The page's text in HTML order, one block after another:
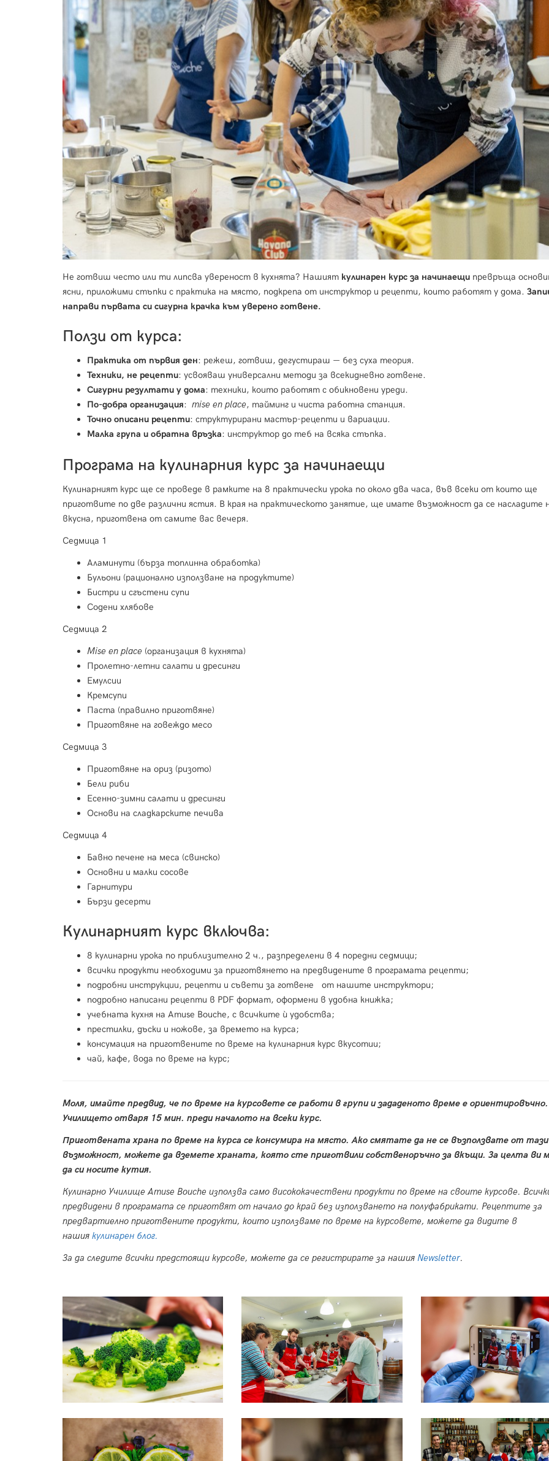
Не готвиш често или ти липсва увереност в кухнята? Нашият кулинарен курс за начинаещи превръща
ясни, приложими стъпки с практика на място, подкрепа от инструктор и рецепти, които работят у дома.
направи първата си сигурна крачка към уверено готвене.
Ползи от курса:
Практика от първия ден: режеш, готвиш, дегустираш — без суха теория.
Техники, не рецепти: усвояваш универсални методи за всекидневно готвене.
Сигурни резултати у дома: техники, които работят с обикновени уреди.
По-добра организация: mise en place, тайминг и чиста работна станция.
Точно описани рецепти: структурирани мастър-рецепти и вариации.
Малка група и обратна връзка: инструктор до теб на всяка стъпка.
Програма на кулинарния курс за начинаещи
Кулинарният курс ще се проведе в рамките на 8 практически урока по около два часа, във всеки от които ще
приготвите по две различни ястия. В края на практическото занятие, ще имате възможност да се насладите
вкусна, приготвена от самите вас вечеря.
Седмица 1
Аламинути (бърза топлинна обработка)
Бульони (рационално използване на продуктите)
Бистри и сгъстени супи
Содени хлябове
Седмица 2
Mise en place (организация в кухнята)
Пролетно-летни салати и дресинги
Емулсии
Кремсупи
Паста (правилно приготвяне)
Приготвяне на говеждо месо
Седмица 3
Приготвяне на ориз (ризото)
Бели риби
Есенно-зимни салати и дресинги
Основи на сладкарските печива
Седмица 4
Бавно печене на меса (свинско)
Основни и малки сосове
Гарнитури
Бързи десерти
Кулинарният курс включва:
8 кулинарни урока по приблизително 2 ч., разпределени в 4 поредни седмици;
всички продукти необходими за приготвянето на предвидените в програмата рецепти;
подробни инструкции, рецепти и съвети за готвене от нашите инструктори;
подробно написани рецепти в PDF формат, оформени в удобна книжка;
учебната кухня на Amuse Bouche, с всичките ѝ удобства;
престилки, дъски и ножове, за времето на курса;
консумация на приготвените по време на кулинарния курс вкусотии;
чай, кафе, вода по време на курс;
Моля, имайте предвид, че по време на курсовете се работи в групи и зададеното време е ориентировъчно.
Училището отваря 15 мин. преди началото на всеки курс.
Приготвената храна по време на курса се консумира на място. Ако смятате да не се възползвате от тази
възможност, можете да вземете храната, която сте приготвили собственоръчно за вкъщи. За целта ви
да си носите кутия.
Кулинарно Училище Amuse Bouche използва само висококачествени продукти по време на своите курсове.
предвидени в програмата се приготвят от начало до край без използването на полуфабрикати. Рецептите за
предвартиелно приготвените продукти, които използваме по време на курсовете, можете да видите в
нашия кулинарен блог.
За да следите всички предстоящи курсове, можете да се регистрирате за нашия Newsletter.